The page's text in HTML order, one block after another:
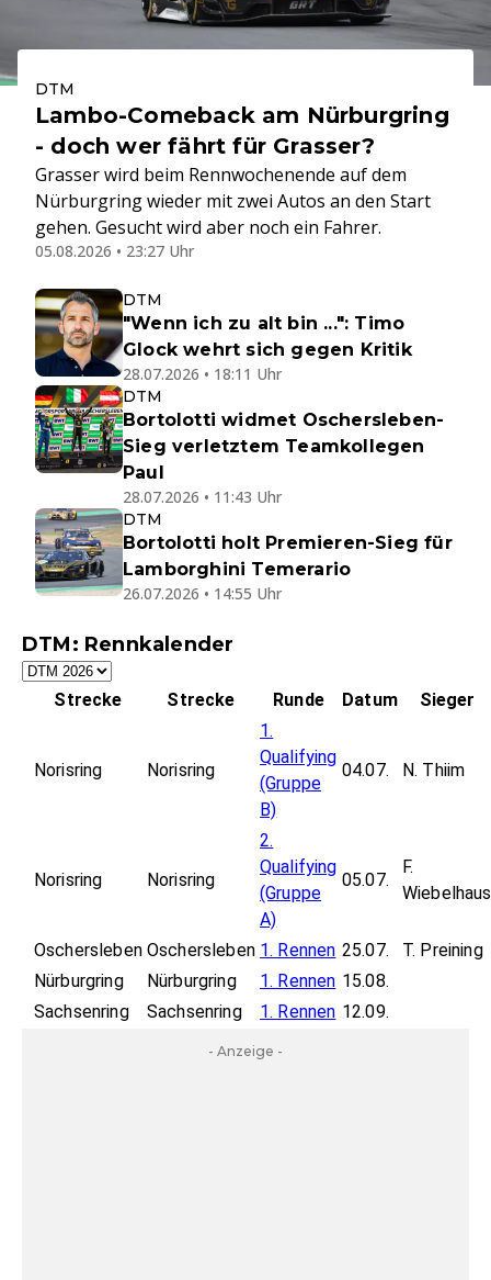
DTM
Lambo-Comeback am Nürburgring
- doch wer fährt für Grasser?
Grasser wird beim Rennwochenende auf dem
Nürburgring wieder mit zwei Autos an den Start
gehen. Gesucht wird aber noch ein Fahrer.
05.08.2026 • 23:27 Uhr
DTM
"Wenn ich zu alt bin ...": Timo
Glock wehrt sich gegen Kritik
28.07.2026 • 18:11 Uhr
DTM
Bortolotti widmet Oschersleben-
Sieg verletztem Teamkollegen
Paul
28.07.2026 • 11:43 Uhr
DTM
Bortolotti holt Premieren-Sieg für
Lamborghini Temerario
26.07.2026 • 14:55 Uhr
DTM: Rennkalender
Strecke Strecke Runde Datum Sieger
Norisring Norisring
1.
Qualifying
(Gruppe
B)
04.07. N. Thiim
Norisring Norisring
2.
Qualifying
(Gruppe
A)
05.07.
F.
Wiebelhaus
Oschersleben Oschersleben 1. Rennen 25.07.
T. Preining
Nürburgring
Nürburgring 1. Rennen 15.08.
Sachsenring
Sachsenring 1. Rennen 12.09.
- Anzeige -